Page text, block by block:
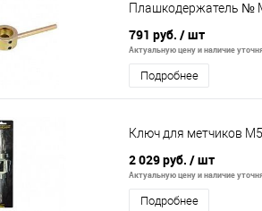
Плашкодержатель №
791 руб. / шт
Актуальную цену и наличие
Подробнее
Ключ для метчиков
2 029 руб. / шт
Актуальную цену и наличие
Подробнее